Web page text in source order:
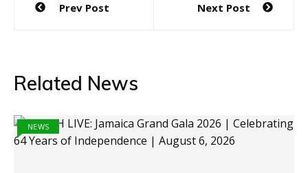
navigation
Prev Post Next Post
Related News
NEWS